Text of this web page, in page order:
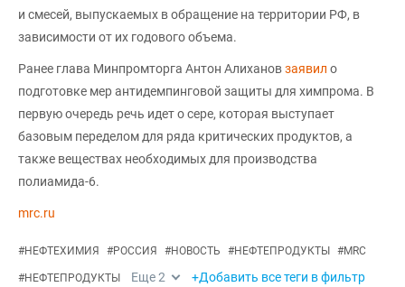
и смесей, выпускаемых в обращение на территории РФ, в
зависимости от их годового объема.
Ранее глава Минпромторга Антон Алихановзаявил о
подготовке мер антидемпинговой защиты для химпрома. В
первую очередь речь идет о сере, которая выступает
базовым переделом для ряда критических продуктов, а
также веществах необходимых для производства
полиамида-6.
mrc.ru
#НЕФТЕХИМИЯ #РОССИЯ #НОВОСТЬ #НЕФТЕПРОДУКТЫ #MRC
#НЕФТЕПРОДУКТЫ Еще2 +Добавить все теги в фильтр